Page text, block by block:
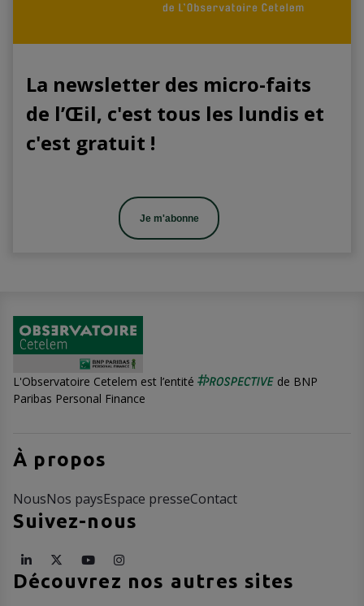
La newsletter des micro-faits
de l’Œil, c'est tous les lundis et
c'est gratuit !
Je m'abonne
L'Observatoire Cetelem est l’entité
de BNP
Paribas Personal Finance
À propos
NousNos paysEspace presseContact
Suivez-nous
Découvrez nos autres sites